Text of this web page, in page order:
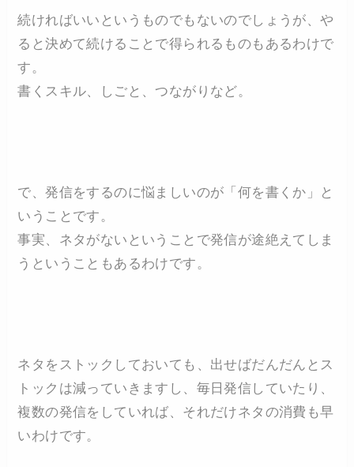
続ければいいというものでもないのでしょうが、や
ると決めて続けることで得られるものもあるわけで
す。
書くスキル、しごと、つながりなど。
で、発信をするのに悩ましいのが「何を書くか」と
いうことです。
事実、ネタがないということで発信が途絶えてしま
うということもあるわけです。
ネタをストックしておいても、出せばだんだんとス
トックは減っていきますし、毎日発信していたり、
複数の発信をしていれば、それだけネタの消費も早
いわけです。